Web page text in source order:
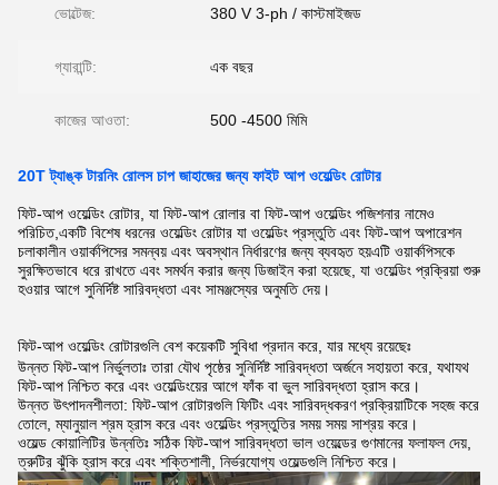
ভোল্টেজ: 380 V 3-ph / কাস্টমাইজড
গ্যারান্টি: এক বছর
কাজের আওতা: 500 -4500 মিমি
20T ট্যাঙ্ক টারনিং রোলস চাপ জাহাজের জন্য ফাইট আপ ওয়েল্ডিং রোটার
ফিট-আপ ওয়েল্ডিং রোটার, যা ফিট-আপ রোলার বা ফিট-আপ ওয়েল্ডিং পজিশনার নামেও
পরিচিত,একটি বিশেষ ধরনের ওয়েল্ডিং রোটার যা ওয়েল্ডিং প্রস্তুতি এবং ফিট-আপ অপারেশন
চলাকালীন ওয়ার্কপিসের সমন্বয় এবং অবস্থান নির্ধারণের জন্য ব্যবহৃত হয়এটি ওয়ার্কপিসকে
সুরক্ষিতভাবে ধরে রাখতে এবং সমর্থন করার জন্য ডিজাইন করা হয়েছে, যা ওয়েল্ডিং প্রক্রিয়া শুরু
হওয়ার আগে সুনির্দিষ্ট সারিবদ্ধতা এবং সামঞ্জস্যের অনুমতি দেয়।
ফিট-আপ ওয়েল্ডিং রোটারগুলি বেশ কয়েকটি সুবিধা প্রদান করে, যার মধ্যে রয়েছেঃ
উন্নত ফিট-আপ নির্ভুলতাঃ তারা যৌথ পৃষ্ঠের সুনির্দিষ্ট সারিবদ্ধতা অর্জনে সহায়তা করে, যথাযথ
ফিট-আপ নিশ্চিত করে এবং ওয়েল্ডিংয়ের আগে ফাঁক বা ভুল সারিবদ্ধতা হ্রাস করে।
উন্নত উৎপাদনশীলতা: ফিট-আপ রোটারগুলি ফিটিং এবং সারিবদ্ধকরণ প্রক্রিয়াটিকে সহজ করে
তোলে, ম্যানুয়াল শ্রম হ্রাস করে এবং ওয়েল্ডিং প্রস্তুতির সময় সময় সাশ্রয় করে।
ওয়েল্ড কোয়ালিটির উন্নতিঃ সঠিক ফিট-আপ সারিবদ্ধতা ভাল ওয়েল্ডের গুণমানের ফলাফল দেয়,
ত্রুটির ঝুঁকি হ্রাস করে এবং শক্তিশালী, নির্ভরযোগ্য ওয়েল্ডগুলি নিশ্চিত করে।